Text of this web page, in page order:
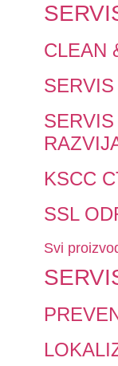
CLEAN
KSCC
SSL
Svi